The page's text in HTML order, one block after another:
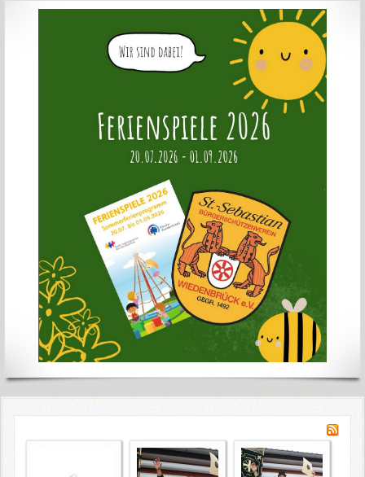
Jubiläum
Rechtliches